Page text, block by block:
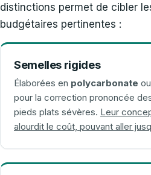
distinctions permet de cibler
budgétaires pertinentes :
Semelles rigides
Élaborées en polycarbonate ou
pour la correction prononcée
pieds plats sévères. Leur
alourdit le coût, pouvant aller